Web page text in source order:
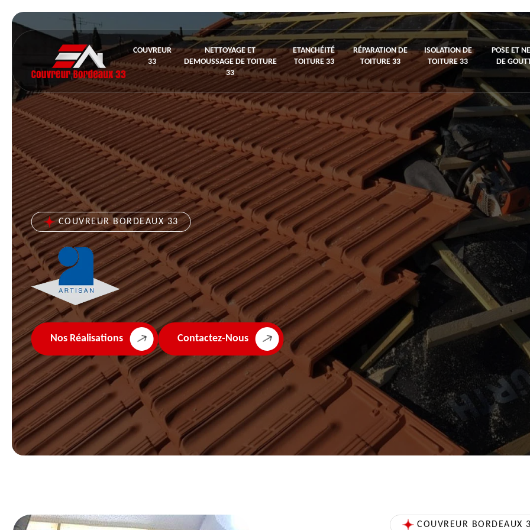
COUVREUR
33
NETTOYAGE ET
DEMOUSSAGE DE TOITURE
33
ETANCHÉITÉ
TOITURE 33
RÉPARATION DE
TOITURE 33
ISOLATION DE
TOITURE 33
POSE ET
DE
COUVREUR BORDEAUX 33
Nos Réalisations Contactez-Nous
COUVREUR BORDEAUX